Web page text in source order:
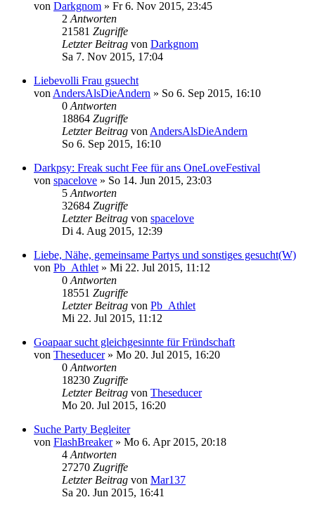
von Darkgnom » Fr 6. Nov 2015, 23:45
2 Antworten
21581 Zugriffe
Letzter Beitrag von Darkgnom
Sa 7. Nov 2015, 17:04
Liebevolli Frau gsuecht
von AndersAlsDieAndern » So 6. Sep 2015, 16:10
0 Antworten
18864 Zugriffe
Letzter Beitrag von AndersAlsDieAndern
So 6. Sep 2015, 16:10
Darkpsy: Freak sucht Fee für ans OneLoveFestival
von spacelove » So 14. Jun 2015, 23:03
5 Antworten
32684 Zugriffe
Letzter Beitrag von spacelove
Di 4. Aug 2015, 12:39
Liebe, Nähe, gemeinsame Partys und sonstiges gesucht(W)
von Pb_Athlet » Mi 22. Jul 2015, 11:12
0 Antworten
18551 Zugriffe
Letzter Beitrag von Pb_Athlet
Mi 22. Jul 2015, 11:12
Goapaar sucht gleichgesinnte für Fründschaft
von Theseducer» Mo 20. Jul 2015, 16:20
0 Antworten
18230 Zugriffe
Letzter Beitrag von Theseducer
Mo 20. Jul 2015, 16:20
Suche Party Begleiter
von FlashBreaker» Mo 6. Apr 2015, 20:18
4 Antworten
27270 Zugriffe
Letzter Beitrag von Mar137
Sa 20. Jun 2015, 16:41